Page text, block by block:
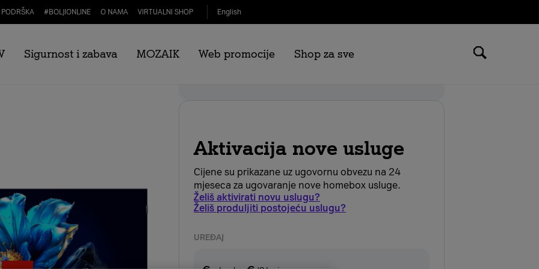
PODRŠKA #BOLJIONLINE O NAMA VIRTUALNI SHOP English
Sigurnost i zabava MOZAIK Web promocije Shop za sve
Aktivacija nove usluge
Cijene su prikazane uz ugovornu obvezu na 24
mjeseca za ugovaranje nove homebox usluge.
Želiš aktivirati novu uslugu?
Želiš produljiti postojeću uslugu?
UREĐAJ